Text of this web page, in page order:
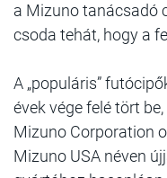
a Mizuno tanácsadó
csoda tehát, hogy a
A „populáris”
évek vége felé tört
Mizuno Corporation
Mizuno USA néven